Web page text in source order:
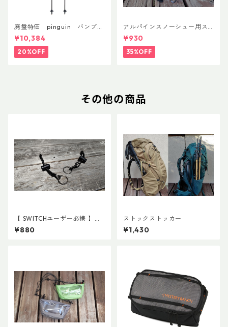
廃盤特価 pinguin バンブー
FLフォーム(ペア)
¥10,384
20%OFF
アルパインスノーシュー用ス
トラップキャッチ(ペア)
¥930
35%OFF
その他の商品
【 SWITCHユーザー必携 】ス
イッチ用アタッチメント(ペア)
¥880
ストックストッカー
¥1,430